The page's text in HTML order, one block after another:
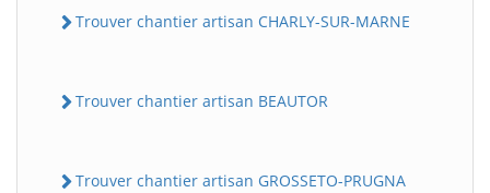
Trouver chantier artisan CHARLY-SUR-MARNE
Trouver chantier artisan BEAUTOR
Trouver chantier artisan GROSSETO-PRUGNA